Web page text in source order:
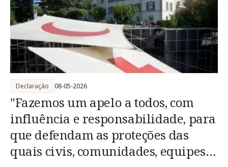
"Fazemos um apelo a todos, com
influência e responsabilidade, para
que defendam as proteções das
quais civis, comunidades, equipes
Declaração 08-05-2026